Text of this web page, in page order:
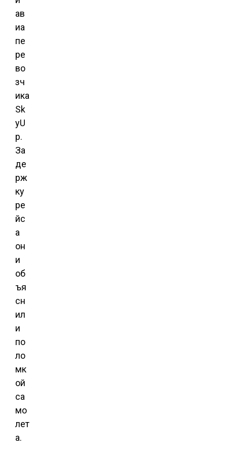
ав
иа
пе
ре
во
зч
ика
Sk
yU
p.
За
де
рж
ку
ре
йс
а
он
и
об
ъя
сн
ил
и
по
ло
мк
ой
са
мо
лет
а.